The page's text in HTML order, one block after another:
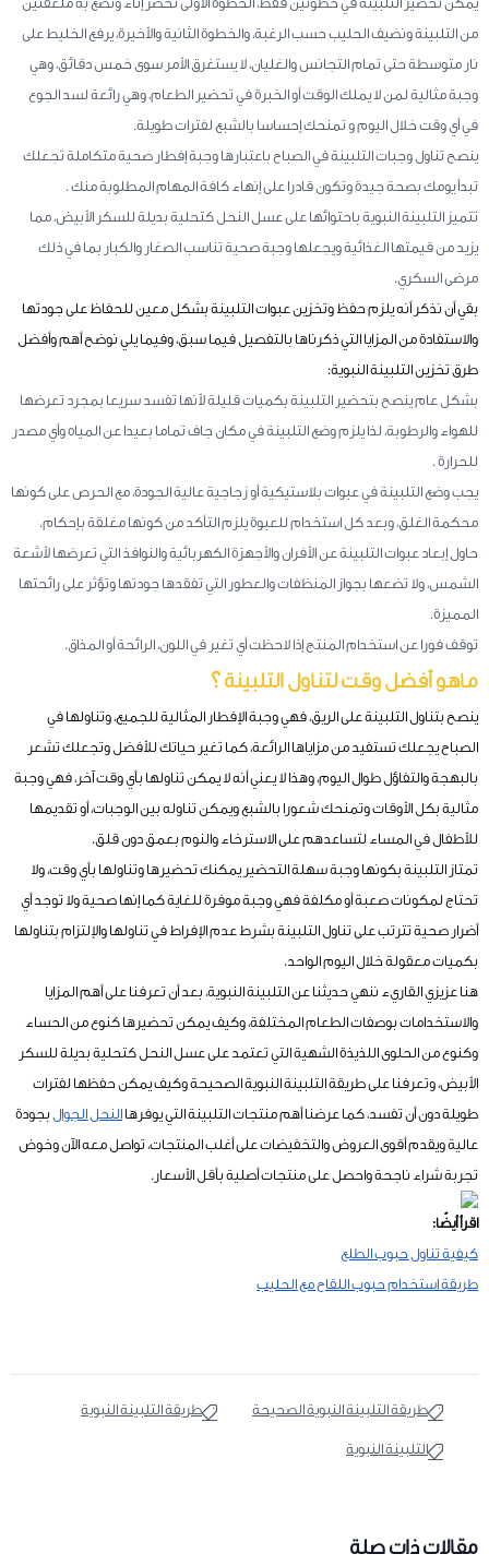
من التلبينة ونضيف الحليب حسب الرغبة، والخطوة الثانية والأخيرة، يرفع الخليط على
نار متوسطة حتى تمام التجانس والغليان، لا يستغرق الأمر سوى خمس دقائق، وهي
وجبة مثالية لمن لا يملك الوقت أو الخبرة في تحضير الطعام، وهي رائعة لسد الجوع
في أي وقت خلال اليوم و تمنحك إحساسا بالشبع لفترات طويلة.
ينصح تناول وجبات التلبينة في الصباح باعتبارها وجبة إفطار صحية متكاملة تجعلك
تبدأ يومك بصحة جيدة وتكون قادرا على إنهاء كافة المهام المطلوبة منك .
تتميز التلبينة النبوية باحتوائها على عسل النحل كتحلية بديلة للسكر الأبيض، مما
يزيد من قيمتها الغذائية ويجعلها وجبة صحية تناسب الصغار والكبار بما في ذلك
مرضى السكري.
بقي أن نذكر أنه يلزم حفظ وتخزين عبوات التلبينة بشكل معين للحفاظ على جودتها
والاستفادة من المزايا التي ذكرناها بالتفصيل فيما سبق، وفيما يلي نوضح أهم وأفضل
طرق تخزين التلبينة النبوية:
بشكل عام ينصح بتحضير التلبينة بكميات قليلة لأنها تفسد سريعا بمجرد تعرضها
للهواء والرطوبة، لذا يلزم وضع التلبينة في مكان جاف تماما بعيدا عن المياه وأي مصدر
للحرارة .
يجب وضع التلبينة في عبوات بلاستيكية أو زجاجية عالية الجودة، مع الحرص على كونها
محكمة الغلق، وبعد كل استخدام للعبوة يلزم التأكد من كونها مغلقة بإحكام.
حاول إبعاد عبوات التلبينة عن الأفران والأجهزة الكهربائية والنوافذ التي تعرضها لأشعة
الشمس، ولا تضعها بجواز المنظفات والعطور التي تفقدها جودتها وتؤثر على رائحتها
المميزة.
توقف فورا عن استخدام المنتج إذا لاحظت أي تغير في اللون، الرائحة أو المذاق.
ماهو أفضل وقت لتناول التلبينة ؟
ينصح بتناول التلبينة على الريق، فهي وجبة الإفطار المثالية للجميع، وتناولها في
الصباح يجعلك تستفيد من مزاياها الرائعة، كما تغير حياتك للأفضل وتجعلك تشعر
بالبهجة والتفاؤل طوال اليوم، وهذا لا يعني أنه لا يمكن تناولها بأي وقت آخر، فهي وجبة
مثالية بكل الأوقات وتمنحك شعورا بالشبع ويمكن تناوله بين الوجبات، أو تقديمها
للأطفال في المساء لتساعدهم على الاسترخاء والنوم بعمق دون قلق.
تمتاز التلبينة بكونها وجبة سهلة التحضير يمكنك تحضيرها وتناولها بأي وقت، ولا
تحتاج لمكونات صعبة أو مكلفة فهي وجبة موفرة للغاية كما إنها صحية ولا توجد أي
أضرار صحية تترتب على تناول التلبينة بشرط عدم الإفراط في تناولها والإلتزام بتناولها
بكميات معقولة خلال اليوم الواحد.
هنا عزيزي القاريء ننهي حديثنا عن التلبينة النبوية، بعد أن تعرفنا على أهم المزايا
والاستخدامات بوصفات الطعام المختلفة، وكيف يمكن تحضيرها كنوع من الحساء
وكنوع من الحلوى اللذيذة الشهية التي تعتمد على عسل النحل كتحلية بديلة للسكر
الأبيض، وتعرفنا على طريقة التلبينة النبوية الصحيحة وكيف يمكن حفظها لفترات
طويلة دون أن تفسد، كما عرضنا أهم منتجات التلبينة التي يوفرها النحل الجوال بجودة
عالية ويقدم أقوى العروض والتخفيضات على أغلب المنتجات، تواصل معه الآن وخوض
تجربة شراء ناجحة واحصل على منتجات أصلية بأقل الأسعار.
اقرأ أيضًا:
كيفية تناول حبوب الطلع
طريقة استخدام حبوب اللقاح مع الحليب
طريقة التلبينة النبوية الصحيحة طريقة التلبينة النبوية
التلبينة النبوية
مقالات ذات صلة